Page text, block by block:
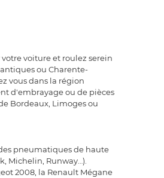
voiture et roulez serein
ou Charente-
vous dans la région
d'embrayage ou de pièces
Bordeaux, Limoges ou
pneumatiques de haute
Michelin, Runway…).
2008, la Renault Mégane